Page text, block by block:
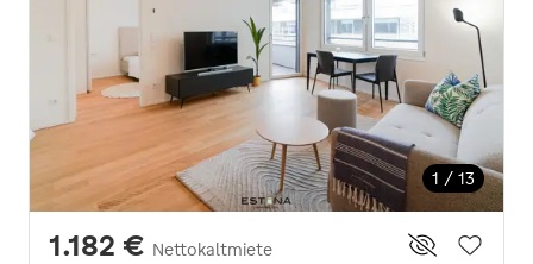
1 / 13
1.182 € Nettokaltmiete